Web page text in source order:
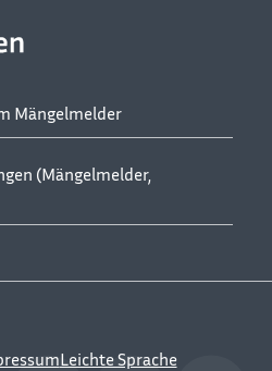
Mängelmelder
(Mängelmelder,
Leichte Sprache